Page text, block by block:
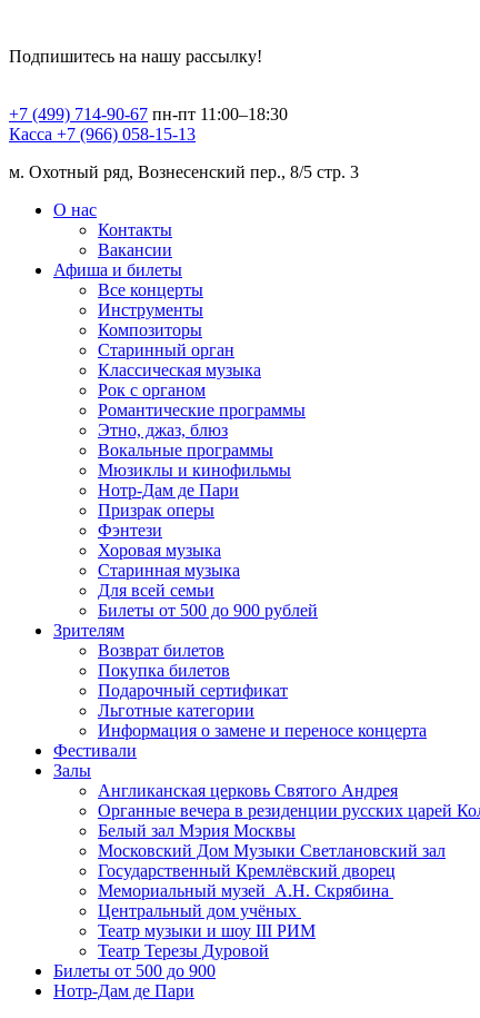
Подпишитесь на нашу рассылку!
+7 (499) 714-90-67 пн-пт 11:00–18:30
Касса +7 (966) 058-15-13
м. Охотный ряд, Вознесенский пер., 8/5 стр. 3
О нас
Контакты
Вакансии
Афиша и билеты
Все концерты
Инструменты
Композиторы
Старинный орган
Классическая музыка
Рок с органом
Романтические программы
Этно, джаз, блюз
Вокальные программы
Мюзиклы и кинофильмы
Нотр-Дам де Пари
Призрак оперы
Фэнтези
Хоровая музыка
Старинная музыка
Для всей семьи
Билеты от 500 до 900 рублей
Зрителям
Возврат билетов
Покупка билетов
Подарочный сертификат
Льготные категории
Информация о замене и переносе концерта
Фестивали
Залы
Англиканская церковь Святого Андрея
Органные вечера в резиденции русских царей
Белый зал Мэрия Москвы
Московский Дом Музыки Светлановский зал
Государственный Кремлёвский дворец
Мемориальный музей А.Н. Скрябина
Центральный дом учёных
Театр музыки и шоу III РИМ
Театр Терезы Дуровой
Билеты от 500 до 900
Нотр-Дам де Пари